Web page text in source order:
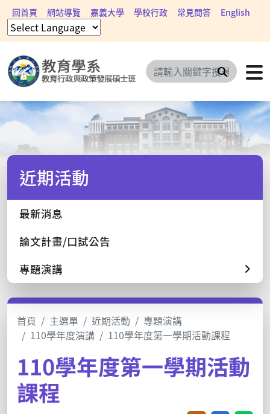
回首頁 網站導覽 嘉義大學 學校行政 常見問答 English
搜尋
近期活動
最新消息
論文計畫/口試公告
專題演講
首頁 主選單 近期活動
專題演講
110學年度演講
110學年度第一學期活動課程
110學年度第一學期活動
課程